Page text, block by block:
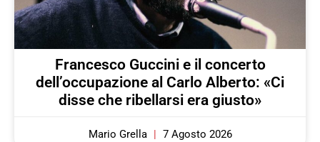
Francesco Guccini e il concerto
dell’occupazione al Carlo Alberto: «Ci
disse che ribellarsi era giusto»
Mario Grella 7 Agosto 2026